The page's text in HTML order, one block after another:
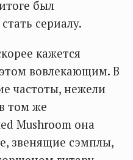
был
сериалу.
кажется
вовлекающим. В
частоты, нежели
том же
Mushroom она
звенящие сэмплы,